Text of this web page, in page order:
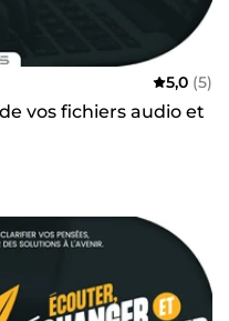
5,0 (5)
vos fichiers audio et